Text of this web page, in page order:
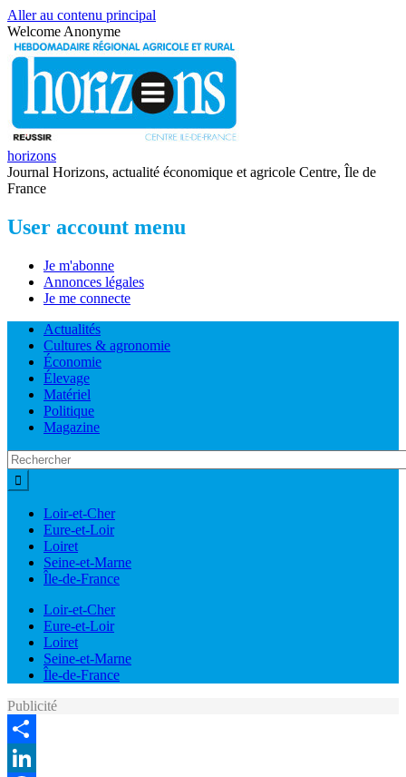
Aller au contenu principal
Welcome Anonyme
horizons
Journal Horizons, actualité économique et agricole Centre, Île de
France
User account menu
Je m'abonne
Annonces légales
Je me connecte
Actualités
Cultures & agronomie
Économie
Élevage
Matériel
Politique
Magazine
Loir-et-Cher
Eure-et-Loir
Loiret
Seine-et-Marne
Île-de-France
Loir-et-Cher
Eure-et-Loir
Loiret
Seine-et-Marne
Île-de-France
Publicité
Share